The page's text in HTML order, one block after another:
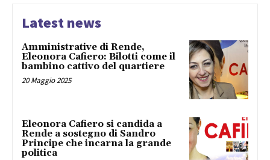
Latest news
Amministrative di Rende,
Eleonora Cafiero: Bilotti come il
bambino cattivo del quartiere
20 Maggio 2025
Eleonora Cafiero si candida a
Rende a sostegno di Sandro
Principe che incarna la grande
politica